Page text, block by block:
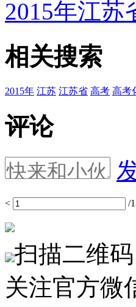
2015年江
相关搜索
2015年 江苏 江苏省 高考 高考
评论
< /
扫描二维码
关注官方微